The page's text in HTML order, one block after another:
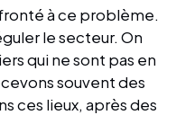
à ce problème.
le secteur. On
qui ne sont pas en
souvent des
ces lieux, après des